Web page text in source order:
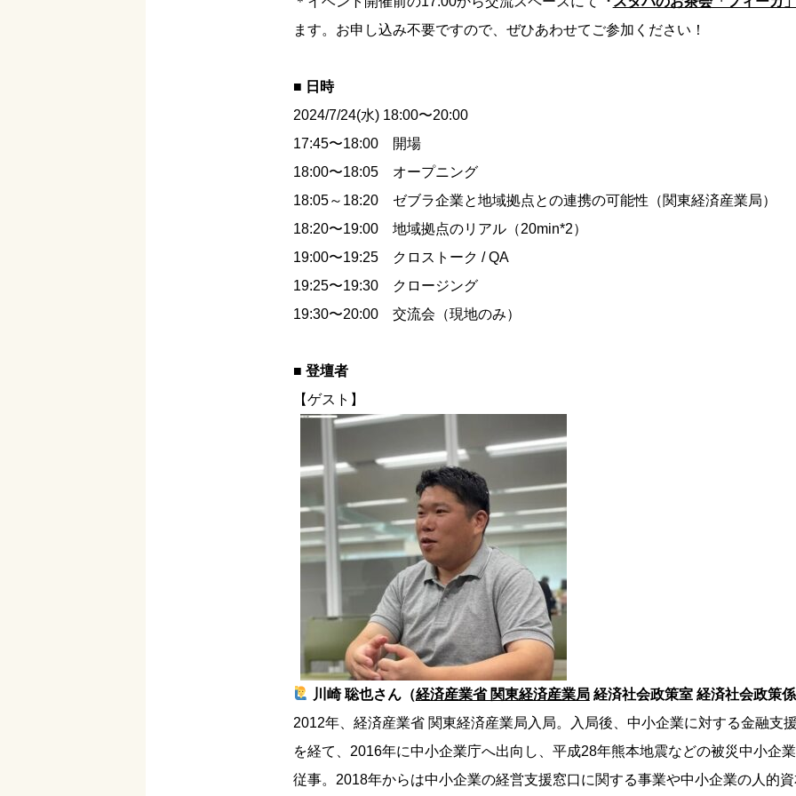
ます。お申し込み不要ですので、ぜひあわせてご参加ください！
■ 日時
2024/7/24(水) 18:00〜20:00
17:45〜18:00 開場
18:00〜18:05 オープニング
18:05～18:20 ゼブラ企業と地域拠点との連携の可能性（関東経済産業局）
18:20〜19:00 地域拠点のリアル（20min*2）
19:00〜19:25 クロストーク / QA
19:25〜19:30 クロージング
19:30〜20:00 交流会（現地のみ）
■ 登壇者
【ゲスト】
川崎 聡也さん（経済産業省 関東経済産業局経済社会政策室 経済社会政策係
2012年、経済産業省 関東経済産業局入局。入局後、中小企業に対する金融支
を経て、2016年に中小企業庁へ出向し、平成28年熊本地震などの被災中小企
従事。2018年からは中小企業の経営支援窓口に関する事業や中小企業の人的